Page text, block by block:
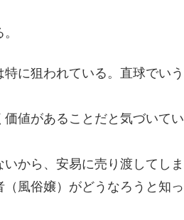
に狙われている。直球でい
値があることだと気づいて
から、安易に売り渡してし
風俗嬢）がどうなろうと知